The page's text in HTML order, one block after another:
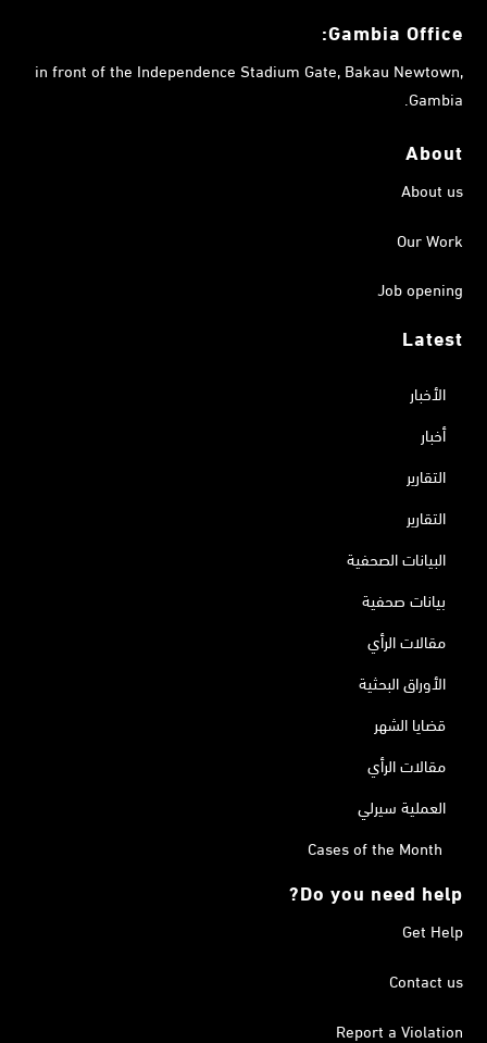
Gambia Office:
in front of the Independence Stadium Gate, Bakau Newtown,
Gambia.
About
About us
Our Work
Job opening
Latest
الأخبار
أخبار
التقارير
التقارير
البيانات الصحفية
بيانات صحفية
مقالات الرأي
الأوراق البحثية
قضايا الشهر
مقالات الرأي
العملية سيرلي
Cases of the Month
Do you need help?
Get Help
Contact us
Report a Violation